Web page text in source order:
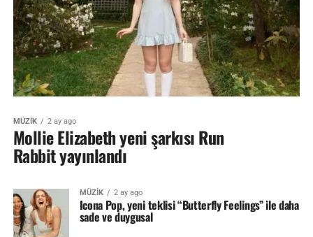
MÜZİK 2 ay ago
Mollie Elizabeth yeni şarkısı Run
Rabbit yayınlandı
MÜZİK 2 ay ago
Icona Pop, yeni teklisi “Butterfly Feelings” ile daha
sade ve duygusal